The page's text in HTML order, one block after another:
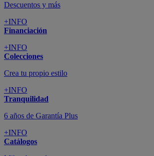
Descuentos y más
+INFO
Financiación
+INFO
Colecciones
Crea tu propio estilo
+INFO
Tranquilidad
6 años de Garantía Plus
+INFO
Catálogos